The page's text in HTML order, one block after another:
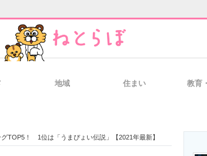
地域 住まい 教育
TOP5！ 1位は「うまぴょい伝説」【2021年最新】